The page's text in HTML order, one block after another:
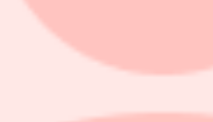
fortsätter det underliggande inflationstrycket i svensk